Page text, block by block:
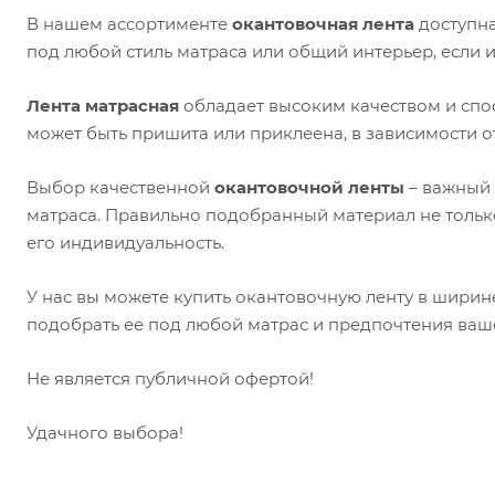
В нашем ассортименте окантовочная лента
под любой стиль матраса или общий интерьер, если
Лента матрасная обладает высоким качеством и
может быть пришита или приклеена, в зависимости
Выбор качественной окантовочной ленты – важный
матраса. Правильно подобранный материал не
его индивидуальность.
У нас вы можете купить окантовочную ленту в
подобрать ее под любой матрас и предпочтения
Не является публичной офертой!
Удачного выбора!